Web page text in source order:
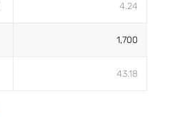
4.24
1,700
43.18